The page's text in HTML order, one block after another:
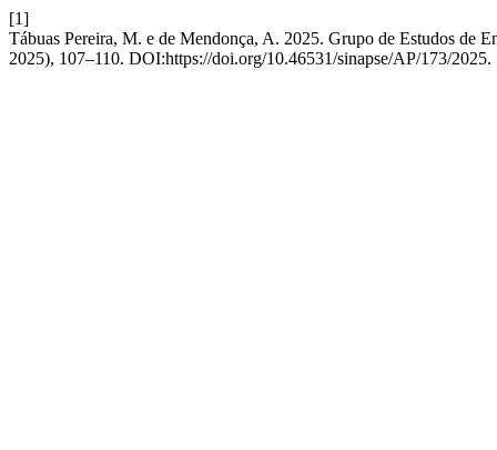
[1]
Tábuas Pereira, M. e de Mendonça, A. 2025. Grupo de Estudos de
2025), 107–110. DOI:https://doi.org/10.46531/sinapse/AP/173/2025.